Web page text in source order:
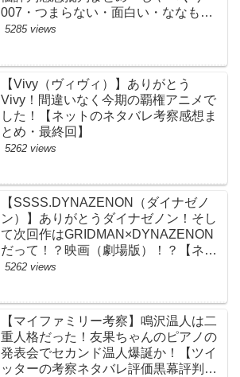
007・つまらない・面白い・ななも
り。・ジェル・さとみ・ころん・るぅ
5285 views
【Vivy（ヴィヴィ）】ありがとう
Vivy！間違いなく今期の覇権アニメで
した！【ネットのネタバレ考察感想ま
とめ・最終回】
5262 views
【SSSS.DYNAZENON（ダイナゼノ
ン）】ありがとうダイナゼノン！そし
て次回作はGRIDMAN×DYNAZENON
だって！？映画（劇場版）！？【ネッ
トの考察ネタバレ感想まとめ・最終
5262 views
【マイファミリー考察】鳴沢温人は二
重人格だった！友果ちゃんのピアノの
発表会でセカンド温人爆誕か！【ツイ
ッターの考察ネタバレ評価黒幕評判感